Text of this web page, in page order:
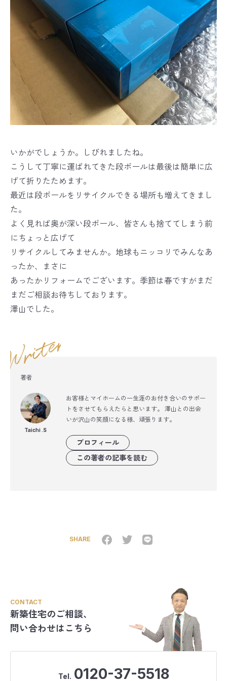
いかがでしょうか。しびれましたね。
こうして丁寧に運ばれてきた段ボールは最後は簡単に広
げて折りたためます。
最近は段ボールをリサイクルできる場所も増えてきまし
た。
よく見れば奥が深い段ボール、皆さんも捨ててしまう前
にちょっと広げて
リサイクルしてみませんか。地球もニッコリでみんなあ
ったか、まさに
あったかリフォームでございます。季節は春ですがまだ
まだご相談お待ちしております。
澤山でした。
著者
Taichi .S
お客様とマイホームの一生涯のお付き合いのサポー
トをさせてもらえたらと思います。 澤山との出会
いが沢山の笑顔になる様、頑張ります。
プロフィール
この著者の記事を読む
SHARE
CONTACT
新築住宅のご相談、
問い合わせはこちら
Tel. 0120-37-5518